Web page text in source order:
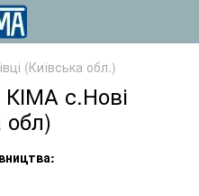
(Київська обл.)
с.Нові
обл)